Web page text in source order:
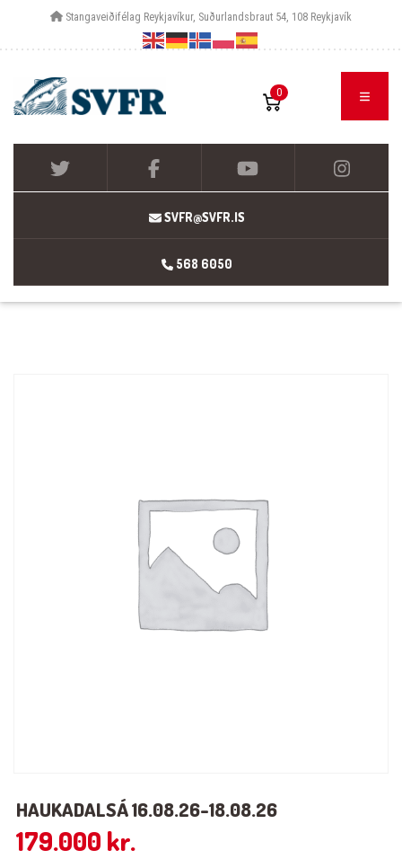
Stangaveiðifélag Reykjavíkur, Suðurlandsbraut 54, 108 Reykjavík
0
SVFR@SVFR.IS
568 6050
HAUKADALSÁ 16.08.26-18.08.26
179.000 kr.